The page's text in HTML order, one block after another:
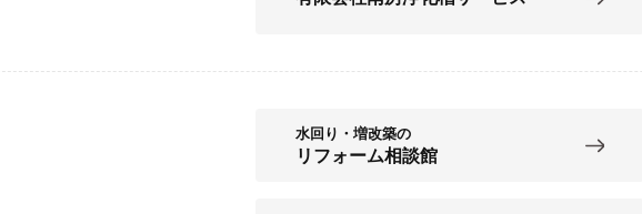
水回り・増改築の
リフォーム相談館